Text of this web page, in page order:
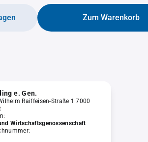
Zum Warenkorb
e. Gen.
Raiffeisen-Straße 1 7000
Wirtschaftsgenossenschaft